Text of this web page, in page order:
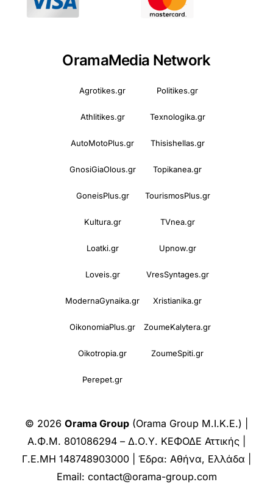
OramaMedia Network
Agrotikes.gr Politikes.gr
Athlitikes.gr Texnologika.gr
AutoMotoPlus.gr Thisishellas.gr
GnosiGiaOlous.gr Topikanea.gr
GoneisPlus.gr TourismosPlus.gr
Kultura.gr TVnea.gr
Loatki.gr Upnow.gr
Loveis.gr VresSyntages.gr
ModernaGynaika.gr Xristianika.gr
OikonomiaPlus.gr ZoumeKalytera.gr
Oikotropia.gr ZoumeSpiti.gr
Perepet.gr
© 2026 Orama Group (Orama Group Μ.Ι.Κ.Ε.) |
Α.Φ.Μ. 801086294 – Δ.Ο.Υ. ΚΕΦΟΔΕ Αττικής |
Γ.Ε.ΜΗ 148748903000 | Έδρα: Αθήνα, Ελλάδα |
Email: contact@orama-group.com